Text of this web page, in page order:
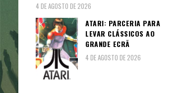
4 DE AGOSTO DE 2026
ATARI: PARCERIA PARA
LEVAR CLÁSSICOS AO
GRANDE ECRÃ
4 DE AGOSTO DE 2026